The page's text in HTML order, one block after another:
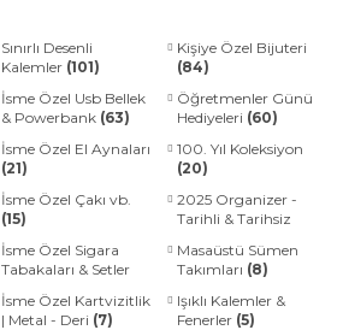
Sınırlı Desenli
Kalemler (101)
Kişiye Özel Bijuteri
(84)
İsme Özel Usb Bellek
& Powerbank (63)
Öğretmenler Günü
Hediyeleri (60)
İsme Özel El Aynaları
(21)
100. Yıl Koleksiyon
(20)
İsme Özel Çakı vb.
(15)
2025 Organizer -
Tarihli & Tarihsiz
İsme Özel Sigara
Tabakaları & Setler
(10)
Masaüstü Sümen
Takımları (8)
İsme Özel Kartvizitlik
| Metal - Deri (7)
Işıklı Kalemler &
Fenerler (5)